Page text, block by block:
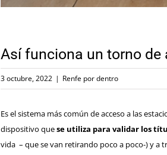
Así funciona un torno
3 octubre, 2022 | Renfe por dentro
Es el sistema más común de acceso a las
dispositivo quese utiliza para validar los
vida – que se van retirando poco a poco-) y a